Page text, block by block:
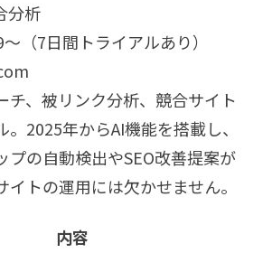
分析
（7日間トライアルあり）
チ、被リンク分析、競合サイト
2025年からAI機能を搭載し、
プの自動検出やSEO改善提案が
トの運用には欠かせません。
内容